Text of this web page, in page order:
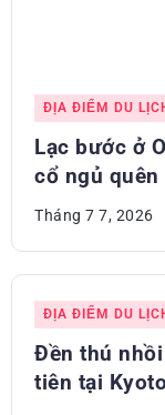
ĐỊA ĐIỂM DU
Lạc bước ở
cổ ngủ
Tháng 7 7, 2026
ĐỊA ĐIỂM DU
Đền thú
tiên tại Kyoto